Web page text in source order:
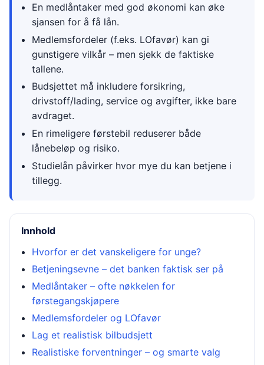
En medlåntaker med god økonomi kan øke
sjansen for å få lån.
Medlemsfordeler (f.eks. LOfavør) kan gi
gunstigere vilkår – men sjekk de faktiske
tallene.
Budsjettet må inkludere forsikring,
drivstoff/lading, service og avgifter, ikke bare
avdraget.
En rimeligere førstebil reduserer både
lånebeløp og risiko.
Studielån påvirker hvor mye du kan betjene i
tillegg.
Innhold
Hvorfor er det vanskeligere for unge?
Betjeningsevne – det banken faktisk ser på
Medlåntaker – ofte nøkkelen for
førstegangskjøpere
Medlemsfordeler og LOfavør
Lag et realistisk bilbudsjett
Realistiske forventninger – og smarte valg